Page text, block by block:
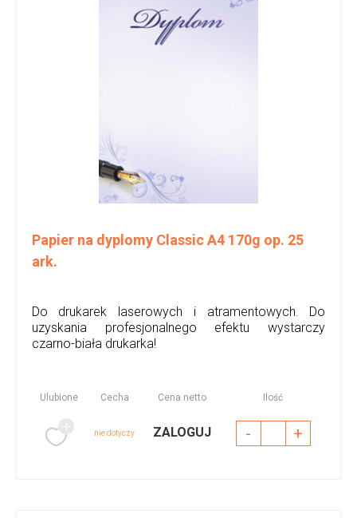
Papier na dyplomy Classic A4 170g op. 25
ark.
Do drukarek laserowych i atramentowych. Do
uzyskania profesjonalnego efektu wystarczy
czarno-biała drukarka!
Ulubione Cecha Cena netto Ilość
nie dotyczy ZALOGUJ - +